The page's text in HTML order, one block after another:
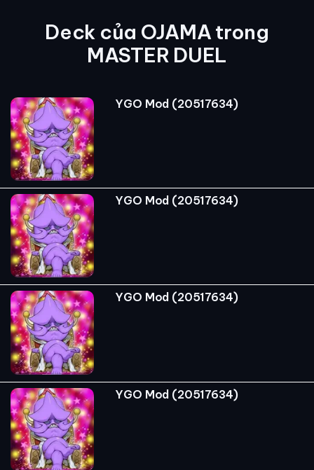
Deck của OJAMA trong
MASTER DUEL
YGO Mod (20517634)
YGO Mod (20517634)
YGO Mod (20517634)
YGO Mod (20517634)